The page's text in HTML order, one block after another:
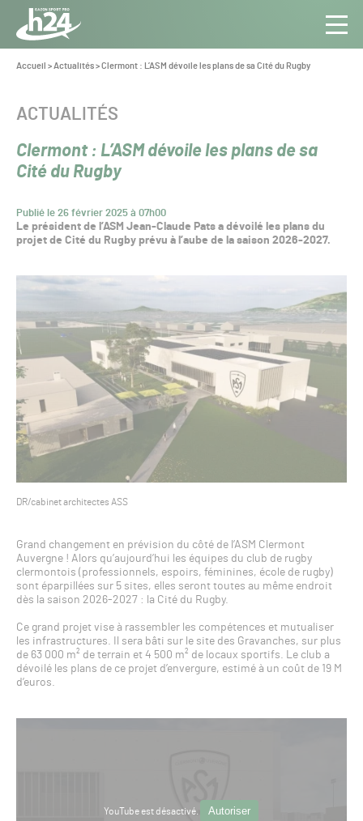
Panneau de gestion des cookies
Aller au contenu
Toute
l’info
Pro
Vous
Accueil >Actualités>Clermont : L’ASM dévoile les plans de sa Cité du Rugby
Clermont : L’ASM dévoile les plans de sa
Cité du Rugby
Publié le 26 février 2025 à 07h00
CATÉGORIE :
ACTUALITÉS
Le président de l’ASM Jean-Claude Pats a dévoilé les plans du
projet de Cité du Rugby prévu à l’aube de la saison 2026-2027.
DR/cabinet architectes ASS
Grand changement en prévision du côté de l’ASM Clermont
Auvergne ! Alors qu’aujourd’hui les équipes du club de rugby
clermontois (professionnels, espoirs, féminines, école de rugby)
sont éparpillées sur 5 sites, elles seront toutes au même endroit
dès la saison 2026-2027 : la Cité du Rugby.
Ce grand projet vise à rassembler les compétences et mutualiser
les infrastructures. Il sera bâti sur le site des Gravanches, sur plus
de 63 000 m² de terrain et 4 500 m² de locaux sportifs. Le club a
dévoilé les plans de ce projet d’envergure, estimé à un coût de 19 M
d’euros.
YouTube est désactivé. Autoriser